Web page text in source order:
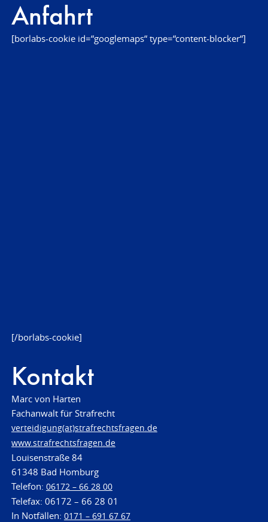
Anfahrt
[borlabs-cookie id=“googlemaps“ type=“content-blocker“]
[/borlabs-cookie]
Kontakt
Marc von Harten
Fachanwalt für Strafrecht
verteidigung(at)strafrechtsfragen.de
www.strafrechtsfragen.de
Louisenstraße 84
61348 Bad Homburg
Telefon: 06172 – 66 28 00
Telefax: 06172 – 66 28 01
In Notfällen: 0171 – 691 67 67